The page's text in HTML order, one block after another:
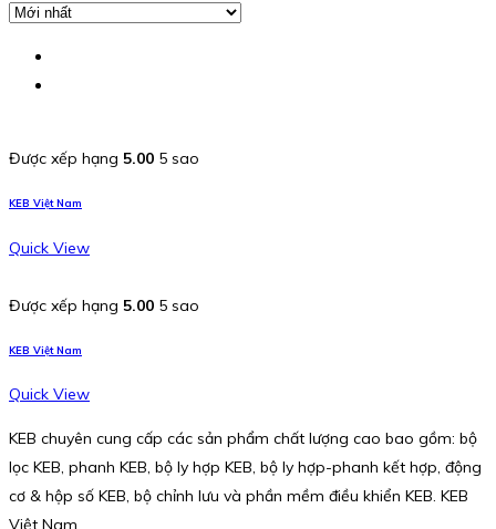
Được xếp hạng 5.00 5 sao
KEB Việt Nam
Quick View
Được xếp hạng 5.00 5 sao
KEB Việt Nam
Quick View
KEB chuyên cung cấp các sản phẩm chất lượng cao bao gồm: bộ
lọc KEB, phanh KEB, bộ ly hợp KEB, bộ ly hợp-phanh kết hợp, động
cơ & hộp số KEB, bộ chỉnh lưu và phần mềm điều khiển KEB. KEB